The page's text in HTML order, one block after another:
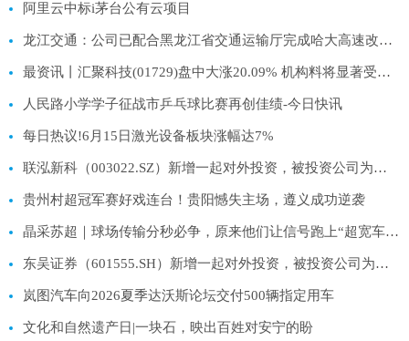
阿里云中标i茅台公有云项目
龙江交通：公司已配合黑龙江省交通运输厅完成哈大高速改扩建项目纳入交通运输部“十五五”建设规划上报工作|每日讯息
最资讯丨汇聚科技(01729)盘中大涨20.09% 机构料将显著受益于中美两国AI投资浪潮
人民路小学学子征战市乒乓球比赛再创佳绩-今日快讯
每日热议!6月15日激光设备板块涨幅达7%
联泓新科（003022.SZ）新增一起对外投资，被投资公司为联泓嘉元（枣庄）管理服务有限公司-速递
贵州村超冠军赛好戏连台！贵阳憾失主场，遵义成功逆袭
晶采苏超｜球场传输分秒必争，原来他们让信号跑上“超宽车道”！-短讯
东吴证券（601555.SH）新增一起对外投资，被投资公司为上海复深蓝软件股份有限公司 当前热门
岚图汽车向2026夏季达沃斯论坛交付500辆指定用车
文化和自然遗产日|一块石，映出百姓对安宁的盼